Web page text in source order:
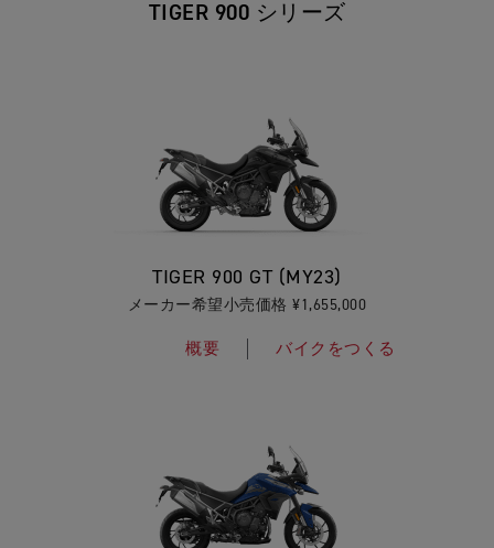
TIGER 900 シリーズ
TIGER 900 GT (MY23)
メーカー希望小売価格 ¥1,655,000
概要 バイクをつくる